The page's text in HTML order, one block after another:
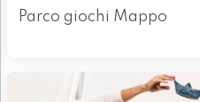
Parco giochi Mappo